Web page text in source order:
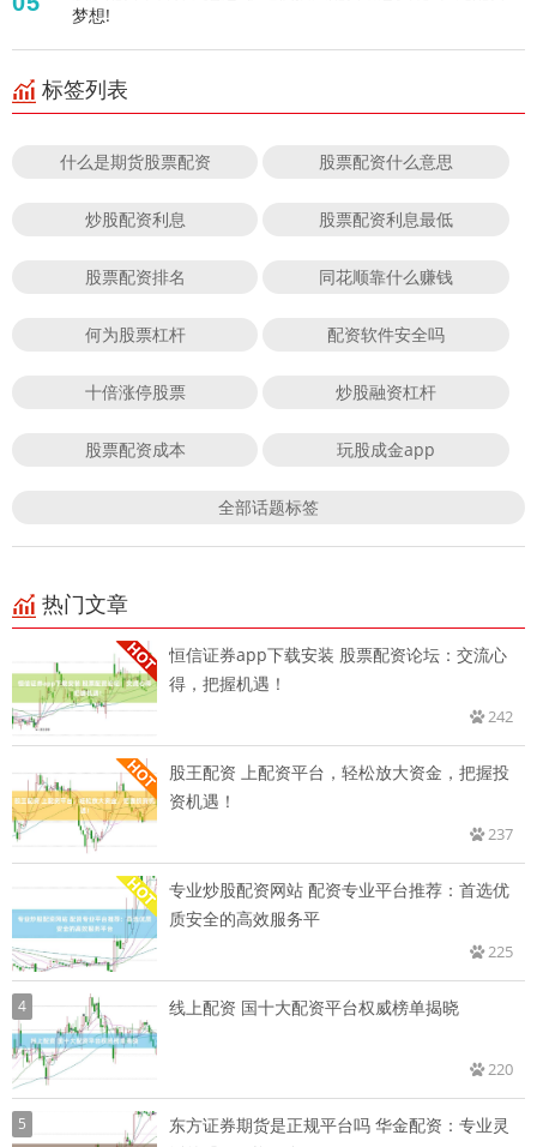
梦想!
标签列表
什么是期货股票配资 股票配资什么意思
炒股配资利息 股票配资利息最低
股票配资排名 同花顺靠什么赚钱
何为股票杠杆 配资软件安全吗
十倍涨停股票 炒股融资杠杆
股票配资成本 玩股成金app
全部话题标签
热门文章
恒信证券app下载安装 股票配资论坛：交流心
得，把握机遇！
242
股王配资 上配资平台，轻松放大资金，把握投
资机遇！
237
专业炒股配资网站 配资专业平台推荐：首选优
质安全的高效服务平
225
4 线上配资 国十大配资平台权威榜单揭晓
220
5
东方证券期货是正规平台吗 华金配资：专业灵